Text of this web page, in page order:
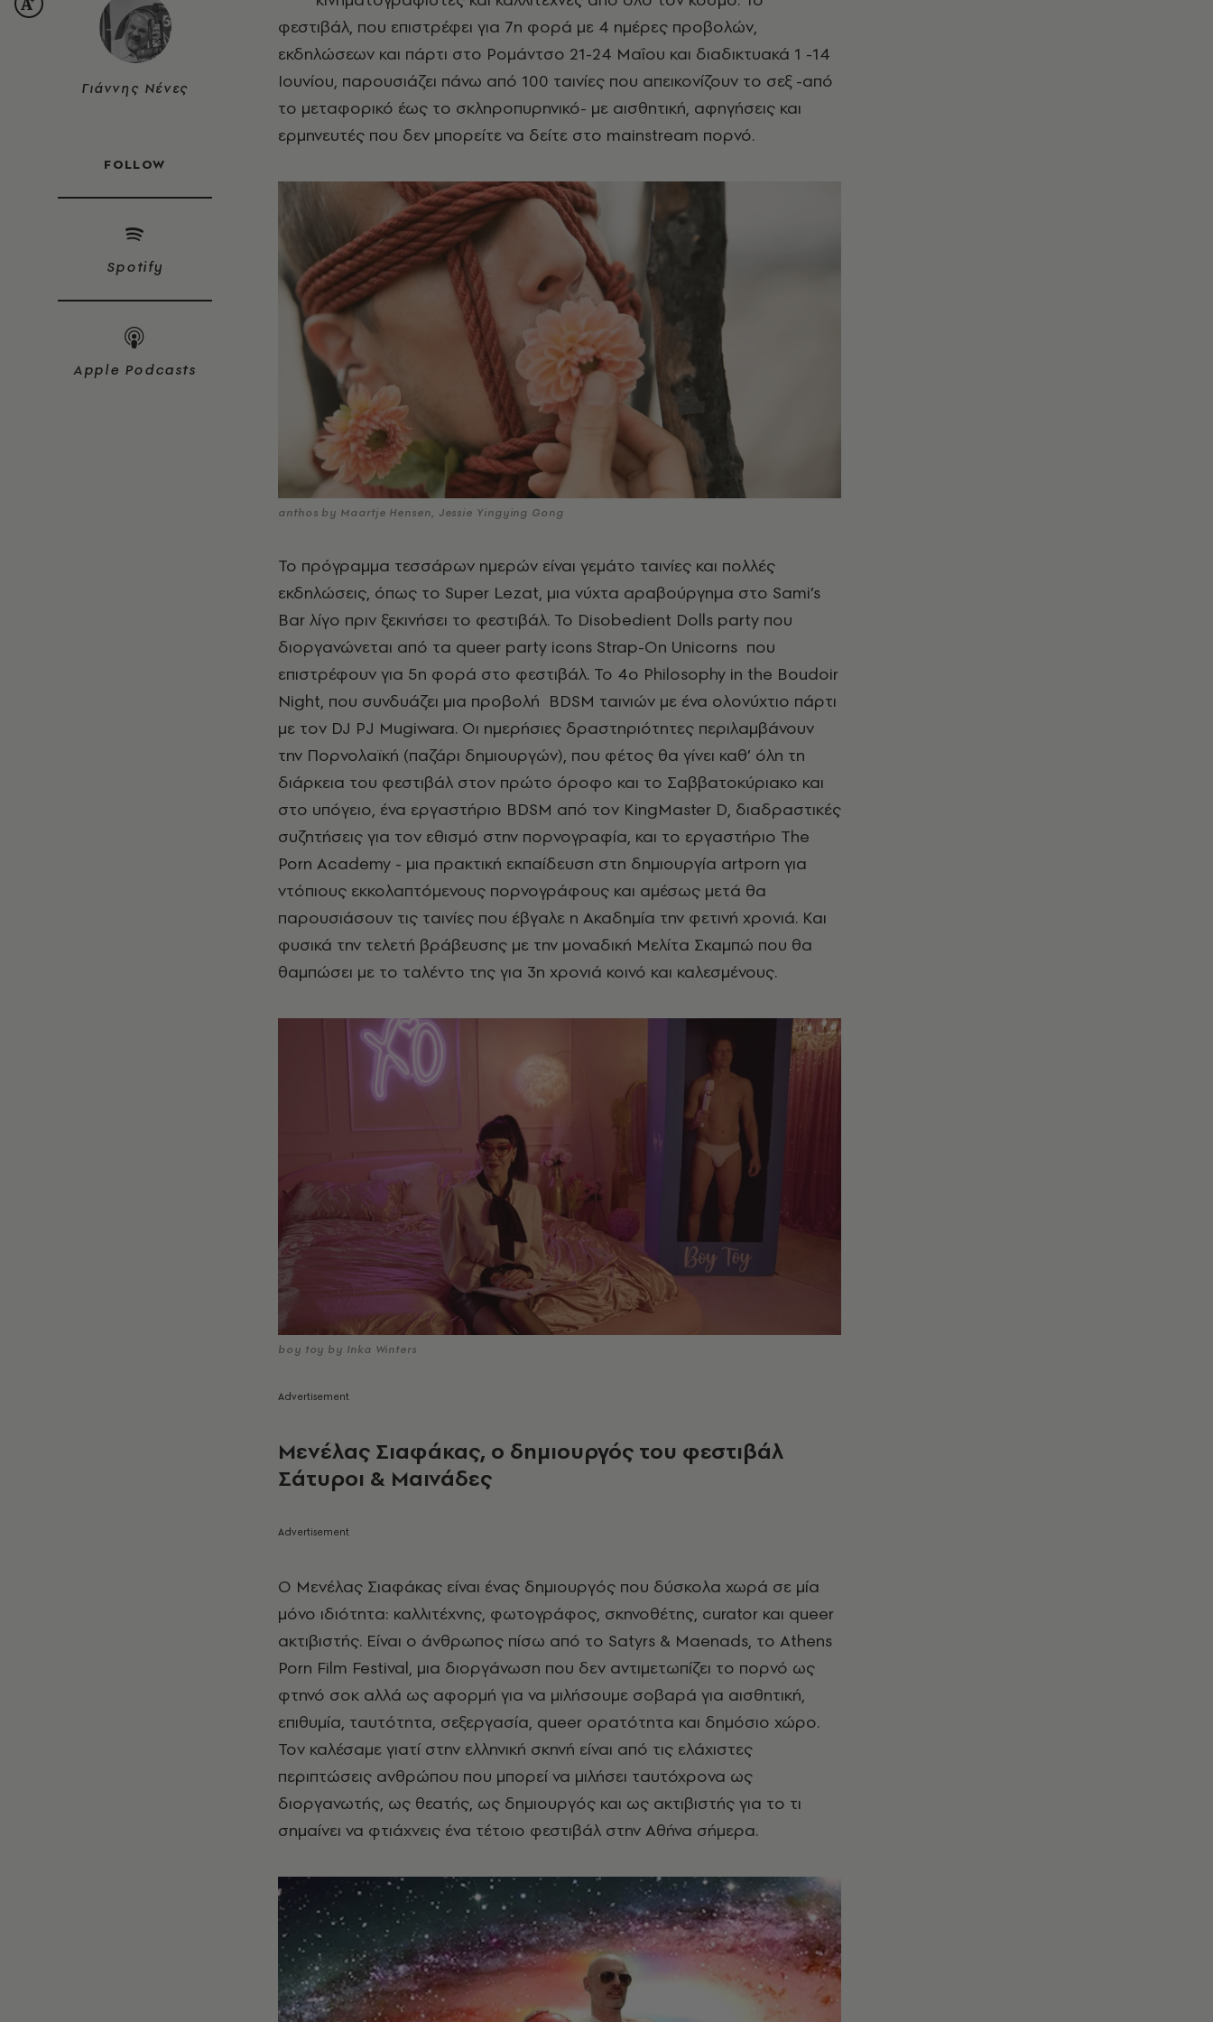
Γιάννης Νένες
FOLLOW
Spotify
Apple Podcasts
φεστιβάλ, που επιστρέφει για 7η φορά με 4 ημέρες προβολών,
εκδηλώσεων και πάρτι στο Ρομάντσο 21-24 Μαΐου και διαδικτυακά 1 -14
Ιουνίου, παρουσιάζει πάνω από 100 ταινίες που απεικονίζουν το σεξ -από
το μεταφορικό έως το σκληροπυρηνικό- με αισθητική, αφηγήσεις και
ερμηνευτές που δεν μπορείτε να δείτε στο mainstream πορνό.
anthos by Maartje Hensen, Jessie Yingying Gong
Το πρόγραμμα τεσσάρων ημερών είναι γεμάτο ταινίες και πολλές
εκδηλώσεις, όπως το Super Lezat, μια νύχτα αραβούργημα στο Sami’s
Bar λίγο πριν ξεκινήσει το φεστιβάλ. Το Disobedient Dolls party που
διοργανώνεται από τα queer party icons Strap-On Unicorns που
επιστρέφουν για 5η φορά στο φεστιβάλ. Το 4ο Philosophy in the Boudoir
Night, που συνδυάζει μια προβολή BDSM ταινιών με ένα ολονύχτιο πάρτι
με τον DJ PJ Mugiwara. Οι ημερήσιες δραστηριότητες περιλαμβάνουν
την Πορνολαϊκή (παζάρι δημιουργών), που φέτος θα γίνει καθ’ όλη τη
διάρκεια του φεστιβάλ στον πρώτο όροφο και το Σαββατοκύριακο και
στο υπόγειο, ένα εργαστήριο BDSM από τον KingMaster D, διαδραστικές
συζητήσεις για τον εθισμό στην πορνογραφία, και το εργαστήριο The
Porn Academy - μια πρακτική εκπαίδευση στη δημιουργία artporn για
ντόπιους εκκολαπτόμενους πορνογράφους και αμέσως μετά θα
παρουσιάσουν τις ταινίες που έβγαλε η Ακαδημία την φετινή χρονιά. Και
φυσικά την τελετή βράβευσης με την μοναδική Μελίτα Σκαμπώ που θα
θαμπώσει με το ταλέντο της για 3η χρονιά κοινό και καλεσμένους.
boy toy by Inka Winters
Μενέλας Σιαφάκας, ο δημιουργός του φεστιβάλ
Σάτυροι & Μαινάδες
O Μενέλας Σιαφάκας είναι ένας δημιουργός που δύσκολα χωρά σε μία
μόνο ιδιότητα: καλλιτέχνης, φωτογράφος, σκηνοθέτης, curator και queer
ακτιβιστής. Είναι ο άνθρωπος πίσω από το Satyrs & Maenads, το Athens
Porn Film Festival, μια διοργάνωση που δεν αντιμετωπίζει το πορνό ως
φτηνό σοκ αλλά ως αφορμή για να μιλήσουμε σοβαρά για αισθητική,
επιθυμία, ταυτότητα, σεξεργασία, queer ορατότητα και δημόσιο χώρο.
Τον καλέσαμε γιατί στην ελληνική σκηνή είναι από τις ελάχιστες
περιπτώσεις ανθρώπου που μπορεί να μιλήσει ταυτόχρονα ως
διοργανωτής, ως θεατής, ως δημιουργός και ως ακτιβιστής για το τι
σημαίνει να φτιάχνεις ένα τέτοιο φεστιβάλ στην Αθήνα σήμερα.